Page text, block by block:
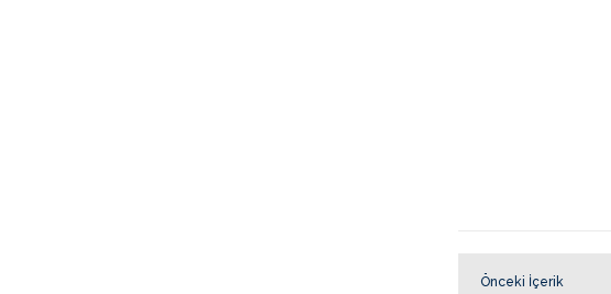
Önceki İçerik